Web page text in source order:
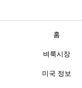
홈
벼룩시장
미국 정보